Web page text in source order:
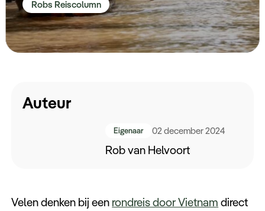
Over ons
Keuzehulp
Robs Reiscolumn
Auteur
Eigenaar 02 december 2024
Rob van Helvoort
Velen denken bij een rondreis door Vietnam direct